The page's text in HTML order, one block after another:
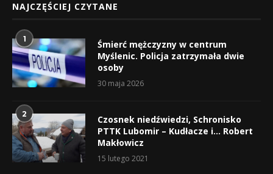
NAJCZĘŚCIEJ CZYTANE
1
Śmierć mężczyzny w centrum
Myślenic. Policja zatrzymała dwie
osoby
30 maja 2026
2
Czosnek niedźwiedzi, Schronisko
PTTK Lubomir – Kudłacze i… Robert
Makłowicz
15 lutego 2021